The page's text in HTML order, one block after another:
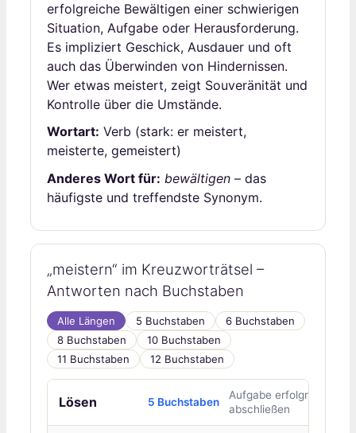
erfolgreiche Bewältigen einer schwierigen
Situation, Aufgabe oder Herausforderung.
Es impliziert Geschick, Ausdauer und oft
auch das Überwinden von Hindernissen.
Wer etwas meistert, zeigt Souveränität und
Kontrolle über die Umstände.
Wortart: Verb (stark: er meistert,
meisterte, gemeistert)
Anderes Wort für: bewältigen – das
häufigste und treffendste Synonym.
„meistern“ im Kreuzworträtsel –
Antworten nach Buchstaben
Alle Längen 5 Buchstaben
6 Buchstaben
8 Buchstaben
10 Buchstaben
11 Buchstaben
12 Buchstaben
Lösen 5 Buchstaben
Aufgabe erfolgreich
abschließen